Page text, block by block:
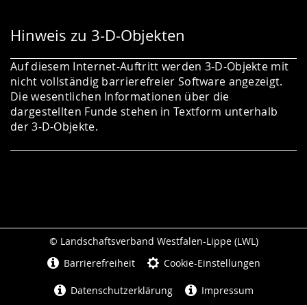
Hinweis zu 3-D-Objekten
Auf diesem Internet-Auftritt werden 3-D-Objekte mit
nicht vollständig barrierefreier Software angezeigt.
Die wesentlichen Informationen über die
dargestellten Funde stehen in Textform unterhalb
der 3-D-Objekte.
© Landschaftsverband Westfalen-Lippe (LWL)
Barrierefreiheit Cookie-Einstellungen
Datenschutzerklärung Impressum